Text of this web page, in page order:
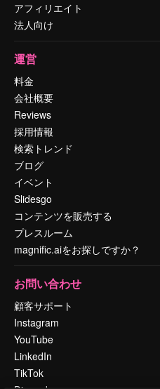
アフィリエイト
法人向け
運営
料金
会社概要
Reviews
採用情報
検索トレンド
ブログ
イベント
Slidesgo
コンテンツを販売する
プレスルーム
magnific.aiをお探しですか？
お問い合わせ
顧客サポート
Instagram
YouTube
LinkedIn
TikTok